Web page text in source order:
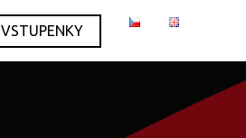
VSTUPENKY